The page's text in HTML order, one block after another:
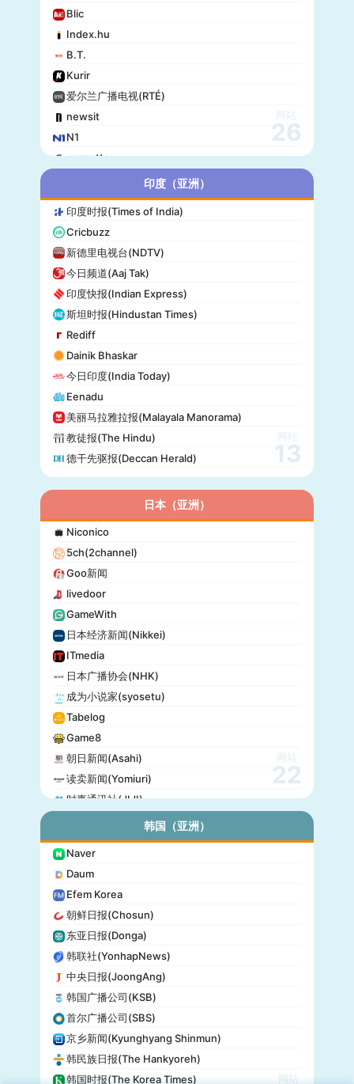
Blic
Index.hu
B.T.
Kurir
爱尔兰广播电视(RTÉ)
newsit
N1
gazzetta
赫尔辛基日报(Helsingin Sanomat)
Origo
爱尔兰时报(Irish Times)
独立报(Independent)
MTV Uutiset
24.hu
晚邮报(Aftenposten)
DirBg
阿罗(Alo!)
政治报(Politiken)
24 Chasa
Fakti
网站
26
印度（亚洲）
印度时报(Times of India)
Cricbuzz
新德里电视台(NDTV)
今日频道(Aaj Tak)
印度快报(Indian Express)
斯坦时报(Hindustan Times)
Rediff
Dainik Bhaskar
今日印度(India Today)
Eenadu
美丽马拉雅拉报(Malayala Manorama)
教徒报(The Hindu)
德干先驱报(Deccan Herald)
网站
13
日本（亚洲）
Niconico
5ch(2channel)
Goo新闻
livedoor
GameWith
日本经济新闻(Nikkei)
ITmedia
日本广播协会(NHK)
成为小说家(syosetu)
Tabelog
Game8
朝日新闻(Asahi)
读卖新闻(Yomiuri)
时事通讯社(JIJI)
产经新闻(Sankei)
东京放送(TBS)
朝日电视台(TV Asahi)
东京电视台(TV Tokyo)
日本电视台(NTV)
富士电视台(Fuji TV)
日本时报(Japan Times)
网站
22
韩国（亚洲）
Naver
Daum
Efem Korea
朝鲜日报(Chosun)
东亚日报(Donga)
韩联社(YonhapNews)
中央日报(JoongAng)
韩国广播公司(KSB)
首尔广播公司(SBS)
京乡新闻(Kyunghyang Shinmun)
韩民族日报(The Hankyoreh)
韩国时报(The Korea Times)
网站